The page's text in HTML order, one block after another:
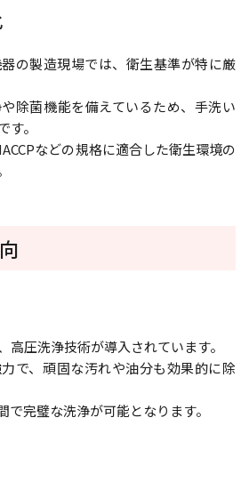
の製造現場では、衛生基準が特に厳
除菌機能を備えているため、手洗い
。
などの規格に適合した衛生環境の
高圧洗浄技術が導入されています。
で、頑固な汚れや油分も効果的に除
で完璧な洗浄が可能となります。